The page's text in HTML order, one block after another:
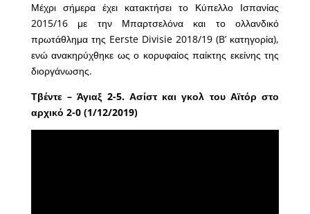
Μέχρι σήμερα έχει κατακτήσει το Κύπελλο Ισπανίας
2015/16 με την Μπαρτσελόνα και το ολλανδικό
πρωτάθλημα της Eerste Divisie 2018/19 (B’ κατηγορία),
ενώ ανακηρύχθηκε ως ο κορυφαίος παίκτης εκείνης της
διοργάνωσης.
Τβέντε – Άγιαξ 2-5. Ασίστ και γκολ του Αϊτόρ στο
αρχικό 2-0 (1/12/2019)